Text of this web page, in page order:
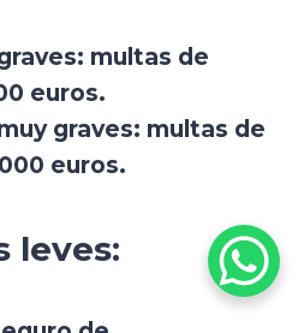
multas de
euros.
graves: multas de
euros.
leves: